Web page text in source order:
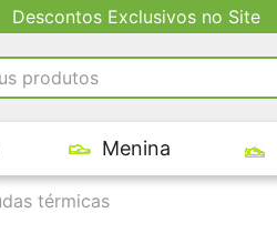
Descontos Exclusivos no Site
produtos
Menina
térmicas